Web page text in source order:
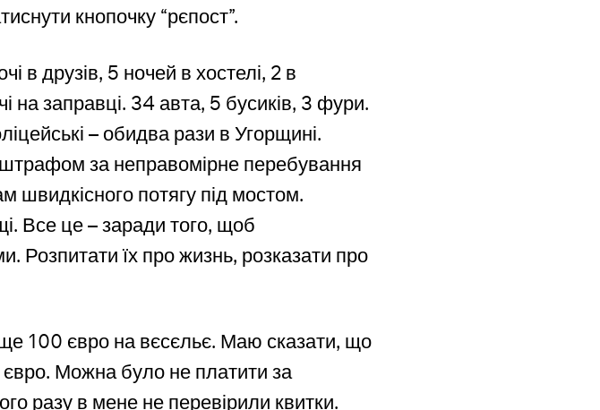
кнопочку “рєпост”.
в друзів, 5 ночей в хостелі, 2 в
на заправці. 34 авта, 5 бусиків, 3 фури.
– обидва рази в Угорщині.
за неправомірне перебування
швидкісного потягу під мостом.
Все це – заради того, щоб
Розпитати їх про жизнь, розказати про
100 євро на вєсєльє. Маю сказати, що
Можна було не платити за
разу в мене не перевірили квитки.